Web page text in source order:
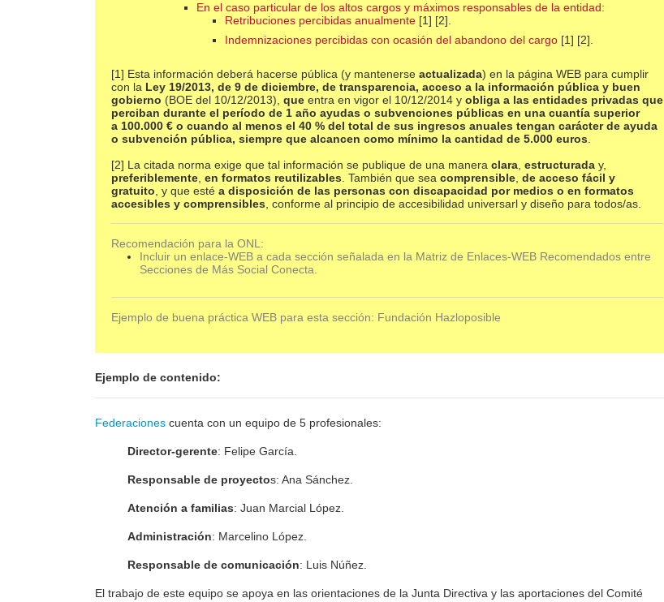
En el caso particular de los altos cargos y máximos responsables de la entidad:
Retribuciones percibidas anualmente [1] [2].
Indemnizaciones percibidas con ocasión del abandono del cargo [1] [2].
[1] Esta información deberá hacerse pública (y mantenerse actualizada) en la página WEB para cumplir
con la Ley 19/2013, de 9 de diciembre, de transparencia, acceso a la información pública y buen
gobierno (BOE del 10/12/2013), que entra en vigor el 10/12/2014 y obliga a las entidades privadas que
perciban durante el período de 1 año ayudas o subvenciones públicas en una cuantía superior
a 100.000 € o cuando al menos el 40 % del total de sus ingresos anuales tengan carácter de ayuda
o subvención pública, siempre que alcancen como mínimo la cantidad de 5.000 euros
[2] La citada norma exige que tal información se publique de una manera clara estructurada y,
preferiblemente en formatos reutilizables . También que sea comprensible de acceso fácil y
gratuito , y que esté a disposición de las personas con discapacidad por medios o en formatos
accesibles y comprensibles , conforme al principio de accesibilidad universarl y diseño para todos/as.
Recomendación para la ONL:
Incluir un enlace-WEB a cada sección señalada en la Matriz de Enlaces-WEB Recomendados entre
Secciones de Más Social Conecta.
Ejemplo de buena práctica WEB para esta sección: Fundación Hazloposible
Ejemplo de contenido:
Federaciones cuenta con un equipo de 5 profesionales:
Director-gerente: Felipe García.
Responsable de proyectos: Ana Sánchez.
Atención a familias: Juan Marcial López.
Administración: Marcelino López.
Responsable de comunicación: Luis Núñez.
El trabajo de este equipo se apoya en las orientaciones de la Junta Directiva y las aportaciones del Comité